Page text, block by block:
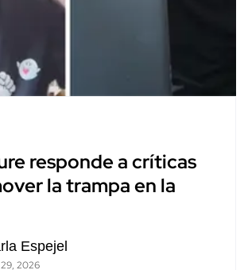
responde a críticas
la trampa en la
Espejel
2026